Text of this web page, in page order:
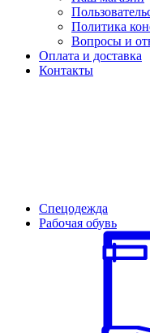
Политика
Вопросы и
Оплата и доставка
Контакты
Спецодежда
Рабочая обувь